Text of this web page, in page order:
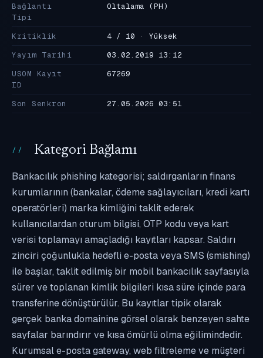
Bağlantı
Tipi
Oltalama (PH)
Kritiklik
4 / 10 · Yüksek
Yayım Tarihi
03.02.2019 13:12
USOM Kayıt
ID
67269
Son Senkron 27.05.2026 03:51
Kategori Bağlamı
Bankacılık phishing kategorisi; saldırganların finans
kurumlarının (bankalar, ödeme sağlayıcıları, kredi kartı
operatörleri) marka kimliğini taklit ederek
kullanıcılardan oturum bilgisi, OTP kodu veya kart
verisi toplamayı amaçladığı kayıtları kapsar. Saldırı
zinciri çoğunlukla hedefli e-posta veya SMS (smishing)
ile başlar, taklit edilmiş bir mobil bankacılık sayfasıyla
sürer ve toplanan kimlik bilgileri kısa süre içinde para
transferine dönüştürülür. Bu kayıtlar tipik olarak
gerçek banka domainine görsel olarak benzeyen sahte
sayfalar barındırır ve kısa ömürlü olma eğilimindedir.
Kurumsal e-posta gateway, web filtreleme ve müşteri